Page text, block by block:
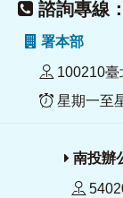
諮詢專線
署本部
100210
星期一至
南投辦